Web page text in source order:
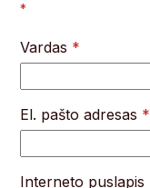
*
Vardas *
El. pašto adresas *
Interneto puslapis